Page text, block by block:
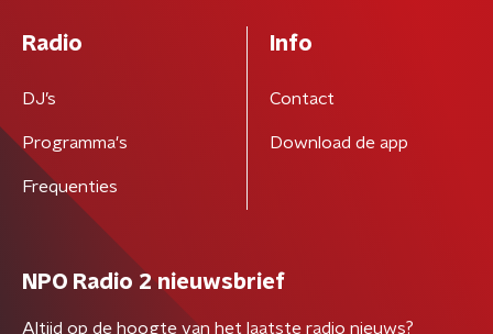
Radio
DJ’s
Programma's
Frequenties
Info
Contact
Download de app
NPO Radio 2 nieuwsbrief
Altijd op de hoogte van het laatste radio nieuws?